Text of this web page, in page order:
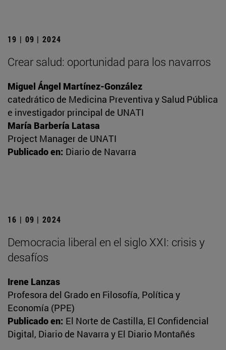
19 | 09 | 2024
Crear salud: oportunidad para los navarros
Miguel Ángel Martínez-González
catedrático de Medicina Preventiva y Salud Pública
e investigador principal de UNATI
María Barbería Latasa
Project Manager de UNATI
Publicado en: Diario de Navarra
16 | 09 | 2024
Democracia liberal en el siglo XXI: crisis y
desafíos
Irene Lanzas
Profesora del Grado en Filosofía, Política y
Economía (PPE)
Publicado en: El Norte de Castilla, El Confidencial
Digital, Diario de Navarra y El Diario Montañés